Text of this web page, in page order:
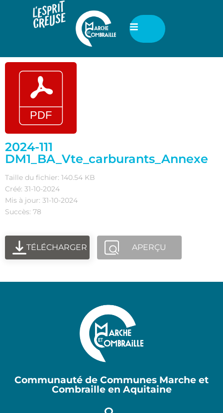
2024-111
DM1_BA_Vte_carburants_Annexe
Taille du fichier: 140.54 KB
Créé: 31-10-2024
Mis à jour: 31-10-2024
Succès: 78
TÉLÉCHARGER APERÇU
Communauté de Communes Marche et
Combraille en Aquitaine